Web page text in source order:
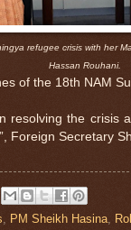
refugee crisis with her
Hassan Rouhani.
of the 18th NAM
resolving the crisis
Foreign Secretary
, PM Sheikh Hasina,